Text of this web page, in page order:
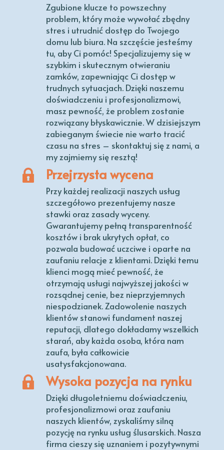
Zgubione klucze to powszechny
problem, który może wywołać zbędny
stres i utrudnić dostęp do Twojego
domu lub biura. Na szczęście jesteśmy
tu, aby Ci pomóc! Specjalizujemy się w
szybkim i skutecznym otwieraniu
zamków, zapewniając Ci dostęp w
trudnych sytuacjach. Dzięki naszemu
doświadczeniu i profesjonalizmowi,
masz pewność, że problem zostanie
rozwiązany błyskawicznie. W dzisiejszym
zabieganym świecie nie warto tracić
czasu na stres – skontaktuj się z nami, a
my zajmiemy się resztą!
Przejrzysta wycena
Przy każdej realizacji naszych usług
szczegółowo prezentujemy nasze
stawki oraz zasady wyceny.
Gwarantujemy pełną transparentność
kosztów i brak ukrytych opłat, co
pozwala budować uczciwe i oparte na
zaufaniu relacje z klientami. Dzięki temu
klienci mogą mieć pewność, że
otrzymają usługi najwyższej jakości w
rozsądnej cenie, bez nieprzyjemnych
niespodzianek. Zadowolenie naszych
klientów stanowi fundament naszej
reputacji, dlatego dokładamy wszelkich
starań, aby każda osoba, która nam
zaufa, była całkowicie
usatysfakcjonowana.
Wysoka pozycja na rynku
Dzięki długoletniemu doświadczeniu,
profesjonalizmowi oraz zaufaniu
naszych klientów, zyskaliśmy silną
pozycję na rynku usług ślusarskich. Nasza
firma cieszy się uznaniem i pozytywnymi